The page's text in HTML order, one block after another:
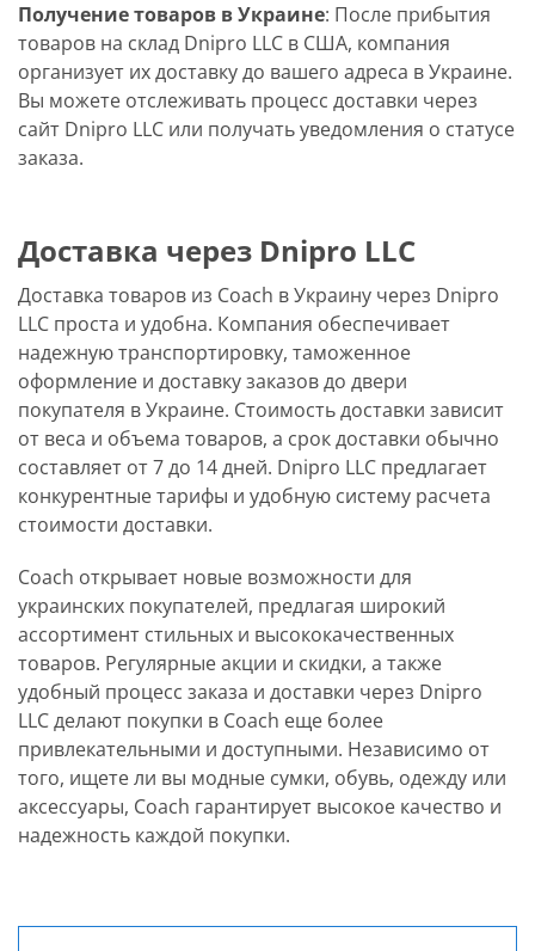
Получение товаров в Украине: После прибытия
товаров на склад Dnipro LLC в США, компания
организует их доставку до вашего адреса в Украине.
Вы можете отслеживать процесс доставки через
сайт Dnipro LLC или получать уведомления о статусе
заказа.
Доставка через Dnipro LLC
Доставка товаров из Coach в Украину через Dnipro
LLC проста и удобна. Компания обеспечивает
надежную транспортировку, таможенное
оформление и доставку заказов до двери
покупателя в Украине. Стоимость доставки зависит
от веса и объема товаров, а срок доставки обычно
составляет от 7 до 14 дней. Dnipro LLC предлагает
конкурентные тарифы и удобную систему расчета
стоимости доставки.
Coach открывает новые возможности для
украинских покупателей, предлагая широкий
ассортимент стильных и высококачественных
товаров. Регулярные акции и скидки, а также
удобный процесс заказа и доставки через Dnipro
LLC делают покупки в Coach еще более
привлекательными и доступными. Независимо от
того, ищете ли вы модные сумки, обувь, одежду или
аксессуары, Coach гарантирует высокое качество и
надежность каждой покупки.